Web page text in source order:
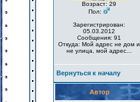
Возраст: 29
Пол:
Зарегистрирован:
05.03.2012
Сообщения: 91
Откуда: Мой адрес не дом и
не улица, мой адрес...
Вернуться к началу
Автор